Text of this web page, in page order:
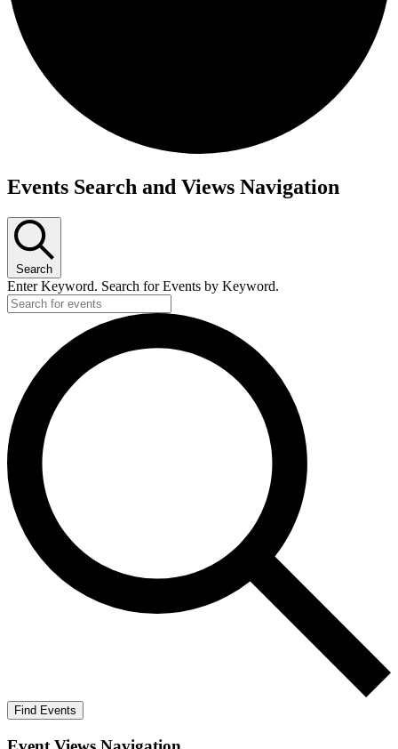
Events Search and Views Navigation
Search
Enter Keyword. Search for Events by Keyword.
Find Events